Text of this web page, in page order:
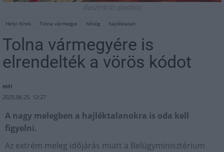
Illusztráció: pixabay
Helyi hírek Tolna vármegye hőség hajléktalan
Tolna vármegyére is
elrendelték a vörös kódot
mti
2025.06.25. 12:27
A nagy melegben a hajléktalanokra is oda kell
figyelni.
Az extrém meleg időjárás miatt a Belügyminisztérium